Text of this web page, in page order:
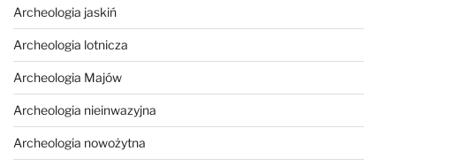
Archeologia jaskiń
Archeologia lotnicza
Archeologia Majów
Archeologia nieinwazyjna
Archeologia nowożytna